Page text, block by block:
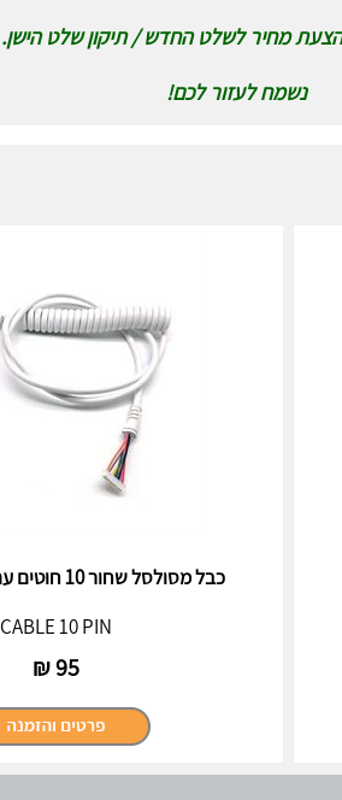
מחיר לשלט החדש / תיקון שלט הישן.
נשמח לעזור לכם!
כבל מסולסל שחור 10 חוטים עם תקע 10 פינים
CABLE 10 PIN
95
₪